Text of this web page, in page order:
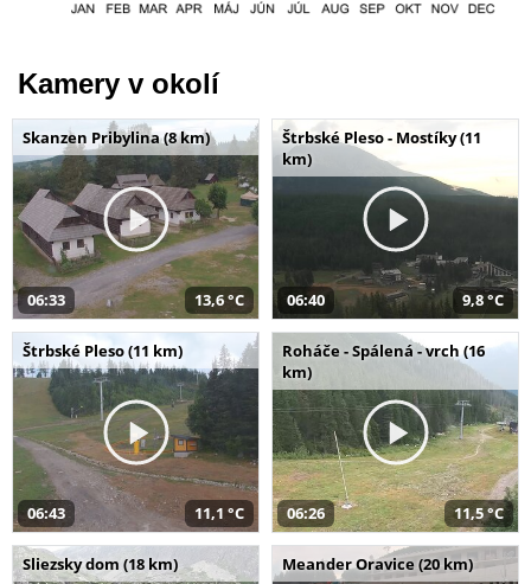
Kamery v okolí
Skanzen Pribylina (8 km)
06:33 13,6 °C
Štrbské Pleso - Mostíky (11
km)
06:40 9,8 °C
Štrbské Pleso (11 km)
06:43 11,1 °C
Roháče - Spálená - vrch (16
km)
06:26 11,5 °C
Sliezsky dom (18 km) Meander Oravice (20 km)